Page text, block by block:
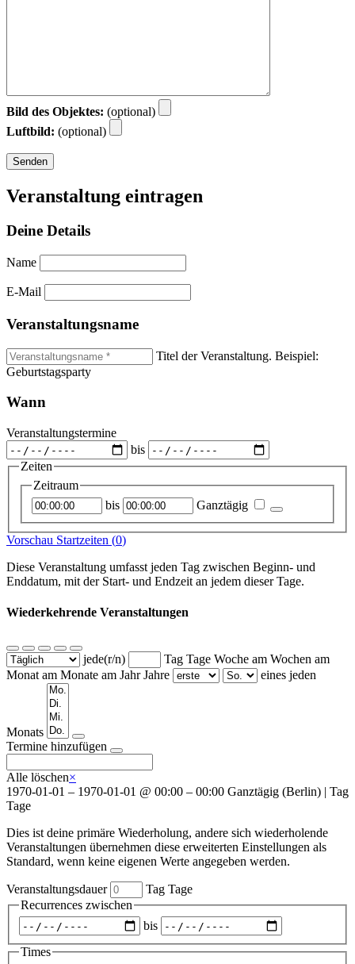
Bild des Objektes: (optional)
Luftbild: (optional)
Veranstaltung eintragen
Deine Details
Name
E-Mail
Veranstaltungsname
Titel der Veranstaltung. Beispiel:
Geburtstagsparty
Wann
Veranstaltungstermine
bis
Zeiten
Zeitraum
Startzeitpunkt bis Endzeitpunkt Ganztägig
Vorschau Startzeiten (0)
Diese Veranstaltung umfasst jeden Tag zwischen Beginn- und
Enddatum, mit der Start- und Endzeit an jedem dieser Tage.
Wiederkehrende Veranstaltungen
jede(r/n) Tag Tage Woche am Wochen am
Monat am Monate am Jahr Jahre eines jeden
Monats
Wochentage
Termine hinzufügen
Alle löschen×
1970-01-01 – 1970-01-01 @ 00:00 – 00:00 Ganztägig (Berlin) | Tag
Tage
Dies ist deine primäre Wiederholung, andere sich wiederholende
Veranstaltungen übernehmen diese erweiterten Einstellungen als
Standard, wenn keine eigenen Werte angegeben werden.
Veranstaltungsdauer Tag Tage
Recurrences zwischen
Zeitraum
auswählen
bis
Times